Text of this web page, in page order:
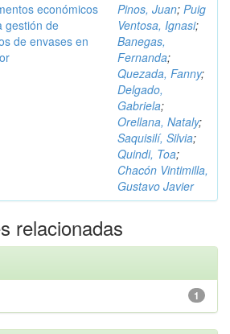
económicos
gestión de
de envases en
Pinos, Juan; Puig
Ventosa, Ignasi;
Banegas,
Fernanda;
Quezada, Fanny;
Delgado,
Gabriela;
Orellana, Nataly;
Saquisilí, Silvia;
Quindi, Toa;
Chacón Vintimilla,
Gustavo Javier
relacionadas
1